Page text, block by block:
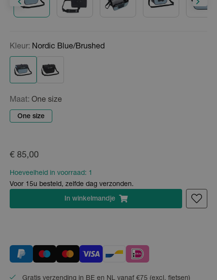
Kleur: Nordic Blue/Brushed
Maat: One size
One size
€ 85,00
Hoeveelheid in voorraad: 1
Voor 15u besteld, zelfde dag verzonden.
In winkelmandje